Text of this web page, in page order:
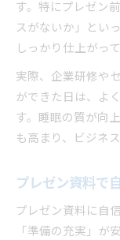
す。特にプレゼン
スがないか」とい
しっかり仕上がっ
実際、企業研修や
ができた日は、よ
す。睡眠の質が向
も高まり、ビジネ
プレゼン資料で
プレゼン資料に自
「準備の充実」が